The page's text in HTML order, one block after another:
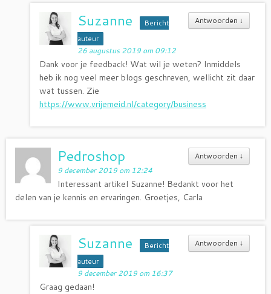
Antwoorden ↓
Suzanne
Bericht
auteur
26 augustus 2019 om 09:12
Dank voor je feedback! Wat wil je weten? Inmiddels
heb ik nog veel meer blogs geschreven, wellicht zit daar
wat tussen. Zie
https://www.vrijemeid.nl/category/business
Antwoorden ↓
Pedroshop
9 december 2019 om 12:24
Interessant artikel Suzanne! Bedankt voor het
delen van je kennis en ervaringen. Groetjes, Carla
Antwoorden ↓
Suzanne
Bericht
auteur
9 december 2019 om 16:37
Graag gedaan!